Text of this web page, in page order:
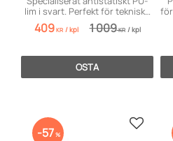
lim i svart. Perfekt för tekniska
reparationer och ESD-miljöer.
409KR /kpl 1 009KR /kpl
OSTA
57% Lisää